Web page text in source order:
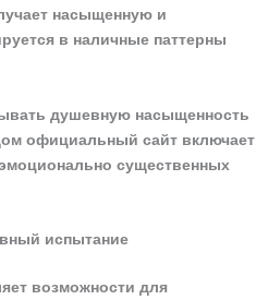
насыщенную и
в наличные паттерны
душевную насыщенность
официальный сайт включает
существенных
испытание
возможности для